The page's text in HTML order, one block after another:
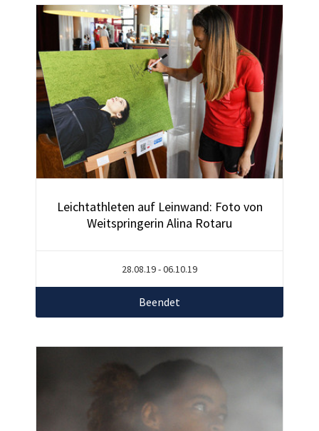
Leichtathleten auf Leinwand: Foto von
Weitspringerin Alina Rotaru
28.08.19 - 06.10.19
Beendet